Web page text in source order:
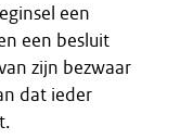
een
een besluit
zijn bezwaar
dat ieder